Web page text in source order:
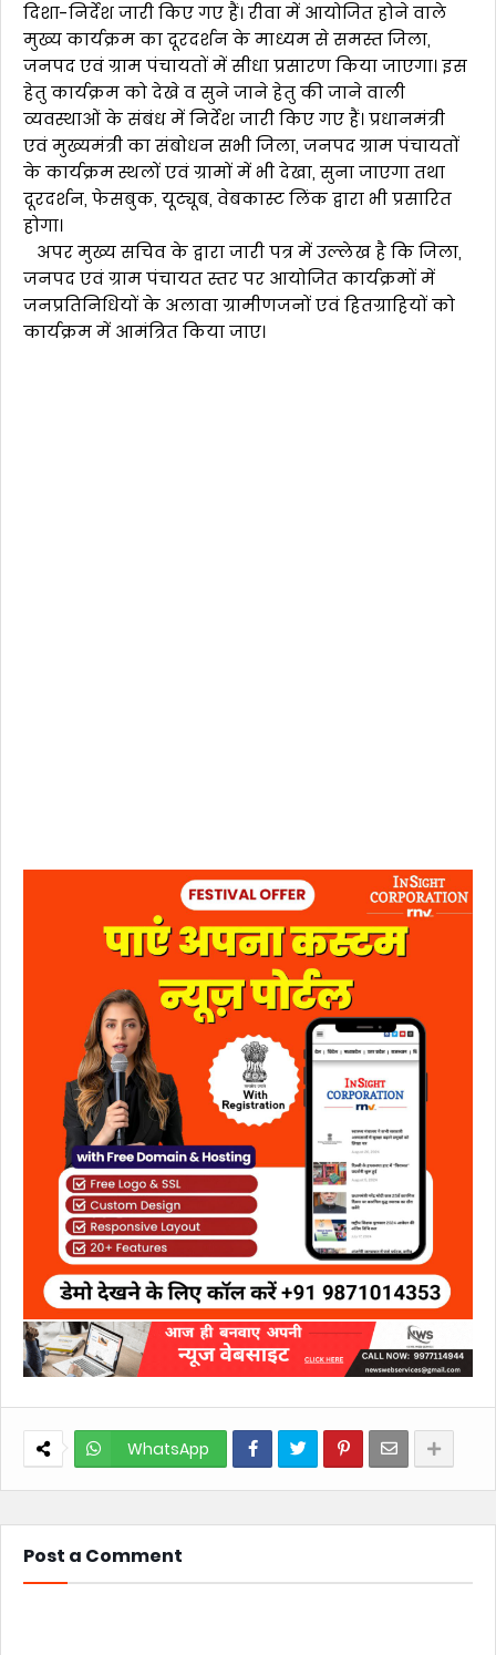
दिशा-निर्देश जारी किए गए हैं। रीवा में आयोजित होने वाले
मुख्य कार्यक्रम का दूरदर्शन के माध्यम से समस्त जिला,
जनपद एवं ग्राम पंचायतों में सीधा प्रसारण किया जाएगा। इस
हेतु कार्यक्रम को देखे व सुने जाने हेतु की जाने वाली
व्यवस्थाओं के संबंध में निर्देश जारी किए गए हैं। प्रधानमंत्री
एवं मुख्यमंत्री का संबोधन सभी जिला, जनपद ग्राम पंचायतों
के कार्यक्रम स्थलों एवं ग्रामों में भी देखा, सुना जाएगा तथा
दूरदर्शन, फेसबुक, यूट्यूब, वेबकास्ट लिंक द्वारा भी प्रसारित
होगा।
अपर मुख्य सचिव के द्वारा जारी पत्र में उल्लेख है कि जिला,
जनपद एवं ग्राम पंचायत स्तर पर आयोजित कार्यक्रमों में
जनप्रतिनिधियों के अलावा ग्रामीणजनों एवं हितग्राहियों को
कार्यक्रम में आमंत्रित किया जाए।
WhatsApp
Post a Comment